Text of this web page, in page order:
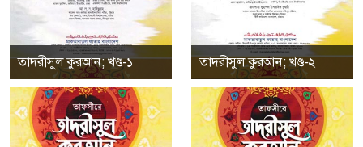
তাদরীসুল কুরআন; খণ্ড-১ তাদরীসুল কুরআন; খণ্ড-২